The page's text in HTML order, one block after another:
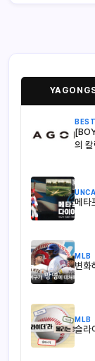
의
메타
MLB
변화
MLB
슬라